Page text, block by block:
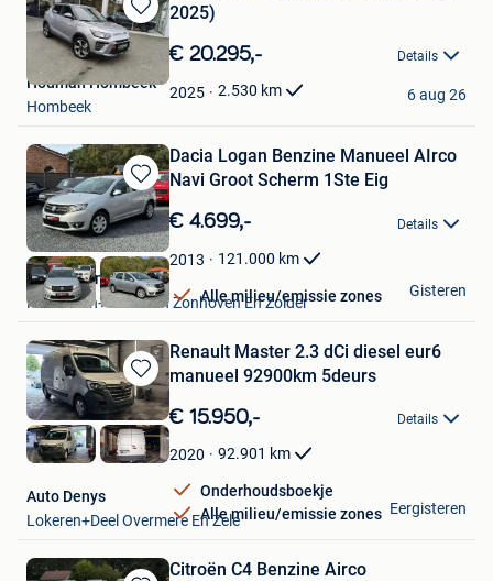
Bewaren
in
Mijn
Favorieten
2025)
€ 20.295,- Details
2025 2.530 km
Houman Hombeek
Hombeek
6 aug 26
Bewaren
in
Mijn
Favorieten
Dacia Logan Benzine Manueel AIrco
Navi Groot Scherm 1Ste Eig
€ 4.699,- Details
2013 121.000 km
Alle milieu/emissie zones
Auto's Carma
Houthalen+ Deel Van Zonhoven En Zolder
Gisteren
Bewaren
in
Mijn
Favorieten
Renault Master 2.3 dCi diesel eur6
manueel 92900km 5deurs
€ 15.950,- Details
2020 92.901 km
Onderhoudsboekje
Alle milieu/emissie zones
Auto Denys
Lokeren+Deel Overmere En Zele
Eergisteren
Citroën C4 Benzine Airco